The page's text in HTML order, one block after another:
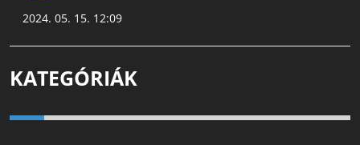
2024. 05. 15. 12:09
KATEGÓRIÁK